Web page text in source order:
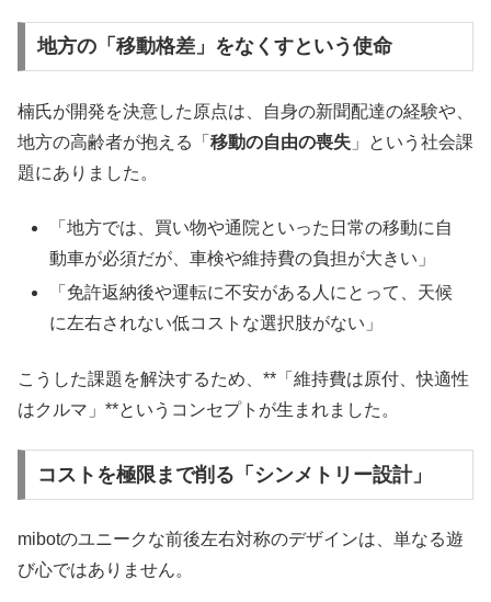
地方の「移動格差」をなくすという使命
楠氏が開発を決意した原点は、自身の新聞配達の経験や、
地方の高齢者が抱える「 移動の自由の喪失 」という社会課
題にありました。
「地方では、買い物や通院といった日常の移動に自
動車が必須だが、車検や維持費の負担が大きい」
「免許返納後や運転に不安がある人にとって、天候
に左右されない低コストな選択肢がない」
こうした課題を解決するため、**「維持費は原付、快適性
はクルマ」**というコンセプトが生まれました。
コストを極限まで削る「シンメトリー設計」
mibotのユニークな前後左右対称のデザインは、単なる遊
び心ではありません。